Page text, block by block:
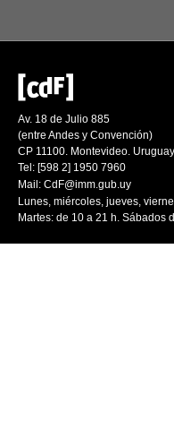
Av. 18 de Julio 885
(entre Andes y Convención)
CP 11100. Montevideo. Uruguay
Tel: [598 2] 1950 7960
Mail: CdF@imm.gub.uy
Lunes, miércoles, jueves,
Martes: de 10 a 21 h. Sábados